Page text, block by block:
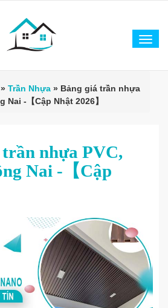
» Trần Nhựa » Bảng giá trần nhựa
Nai -【Cập Nhật 2026】
nhựa PVC,
Nai -【Cập